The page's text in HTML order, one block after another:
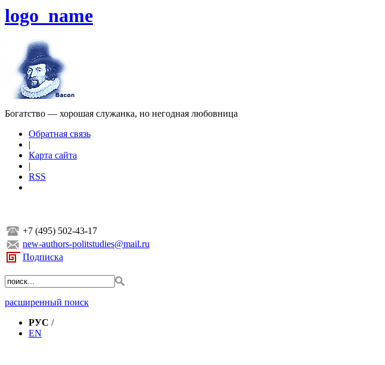
logo_name
Богатство — хорошая служанка, но негодная любовница
Обратная связь
|
Карта сайта
|
RSS
+7 (495) 502-43-17
new-authors-politstudies@mail.ru
Подписка
расширенный поиск
РУС /
EN